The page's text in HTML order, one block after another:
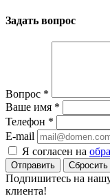
Задать вопрос
Вопрос *
Ваше имя *
Телефон *
E-mail
Я согласен на
Сбросить
Подпишитесь на
клиента!